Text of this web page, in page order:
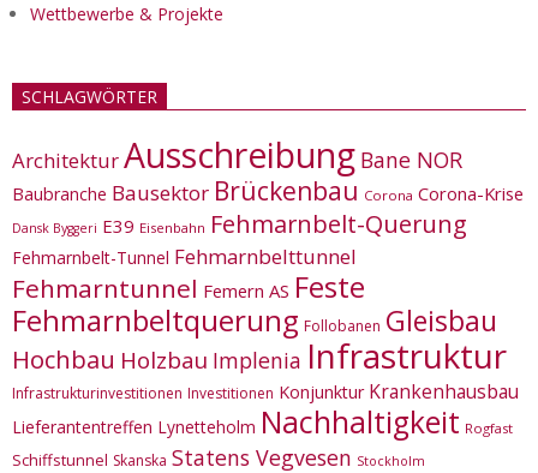
Wettbewerbe & Projekte
SCHLAGWÖRTER
ArchitekturAusschreibung Bane NOR
Baubranche Bausektor Brückenbau Corona Corona-Krise
Dansk Byggeri E39 Eisenbahn Fehmarnbelt-Querung
Fehmarnbelt-Tunnel Fehmarnbelttunnel
Fehmarntunnel Femern AS Feste
Fehmarnbeltquerung Follobanen Gleisbau
Hochbau Holzbau Implenia Infrastruktur
Infrastrukturinvestitionen Investitionen Konjunktur Krankenhausbau
Lieferantentreffen Lynetteholm Nachhaltigkeit Rogfast
Schiffstunnel Skanska Statens Vegvesen Stockholm